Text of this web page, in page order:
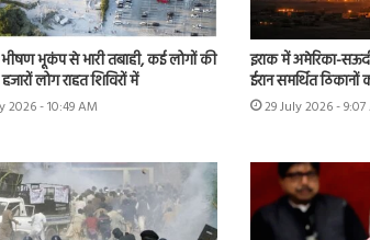
भूकंप से भारी तबाही, कई लोगों की
लोग राहत शिविरों में
2026 - 10:49 AM
इराक में अमेरिका-
ईरान समर्थित ठिकानों
29 July 2026 -